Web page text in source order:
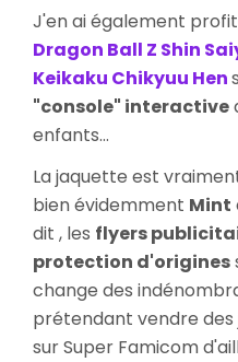
J'en ai également
Dragon Ball Z Shin
Keikaku Chikyuu Hen
"console" interactive
enfants...
La jaquette est
bien évidemment Mint
dit , les flyers
protection d'origines
change des
prétendant vendre des
sur Super Famicom